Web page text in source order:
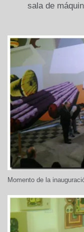
sala de
Momento de la